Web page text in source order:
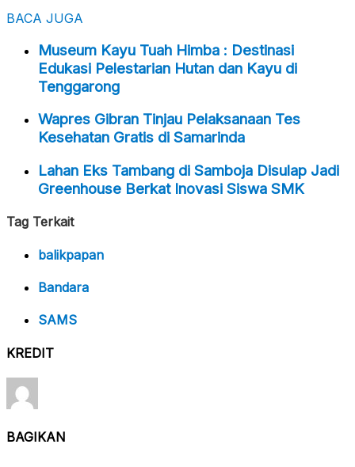
BACA JUGA
Museum Kayu Tuah Himba : Destinasi
Edukasi Pelestarian Hutan dan Kayu di
Tenggarong
Wapres Gibran Tinjau Pelaksanaan Tes
Kesehatan Gratis di Samarinda
Lahan Eks Tambang di Samboja Disulap Jadi
Greenhouse Berkat Inovasi Siswa SMK
Tag Terkait
balikpapan
Bandara
SAMS
KREDIT
BAGIKAN